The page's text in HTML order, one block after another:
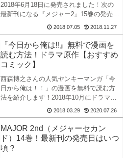
2018年6月18日に発売されました！次の
最新刊になる『メジャー2』15巻の発売日
を調べてみました。MAJOR 2ndの発売日
茂野大吾は、プロ野球選手の父親・吾郎
に憧れて野球を始める。才能のな...
2018.07.05 2018.11.27
『今日から俺は‼』無料で漫画を
読む方法！ドラマ原作【おすすめ
コミック】
西森博之さんの人気ヤンキーマンガ「今
日から俺は！！」の漫画を無料で読む方
法を紹介します！2018年10月にドラマ化
も決定し三橋貴志役は賀来賢人が演じる
事が決定しています。原作の西森博之さ
んのコメント今日俺がドラマ化するか
も……。そう言われた...
2018.03.29 2020.07.26
MAJOR 2nd（メジャーセカン
ド）14巻！最新刊の発売日はいつ
頃？